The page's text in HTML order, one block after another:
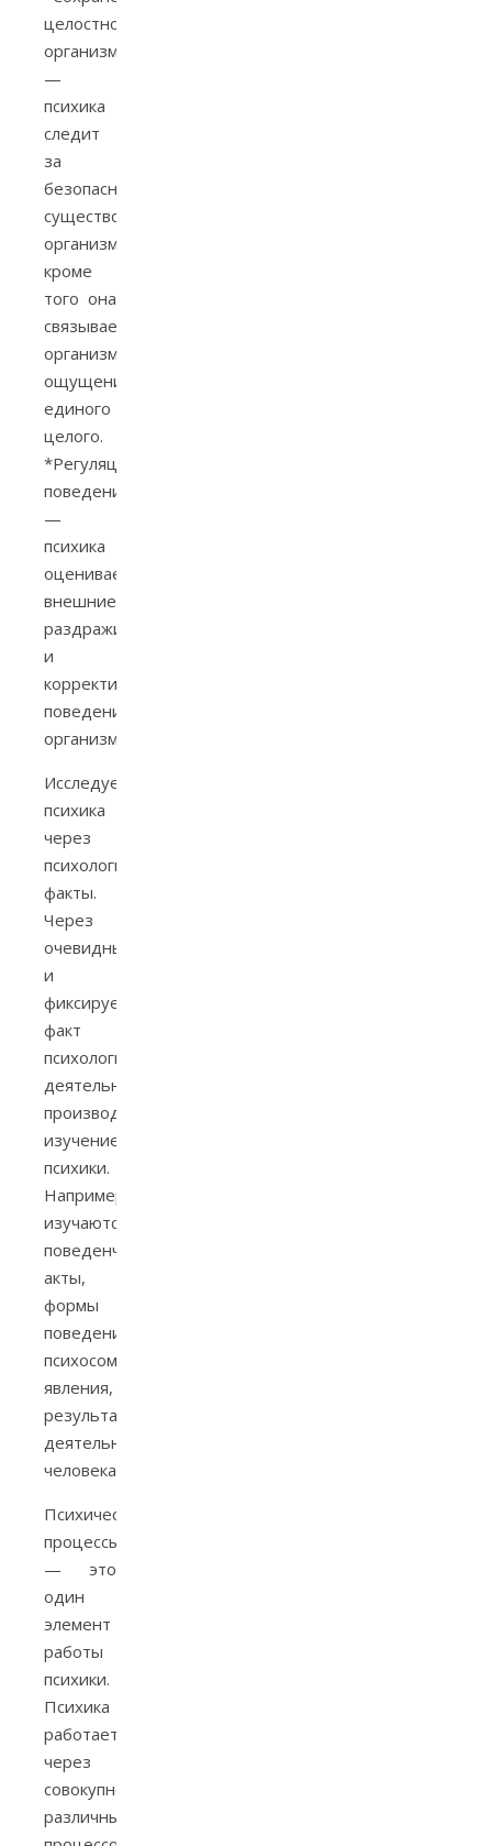
целостности
организма
—
психика
следит
за
безопасным
существованием
организма,
кроме
того она
связывает
организм
ощущением
единого
целого.
*Регуляция
поведения
—
психика
оценивает
внешние
раздражители
и
корректирует
поведение
организма.
Исследуется
психика
через
психологические
факты.
Через
очевидный
и
фиксируемый
факт
психологической
деятельности
производится
изучение
психики.
Например
изучаются:
поведенческие
акты,
формы
поведения,
психосоматические
явления,
результаты
деятельности
человека.
Психические
процессы
— это
один
элемент
работы
психики.
Психика
работает
через
совокупность
различных